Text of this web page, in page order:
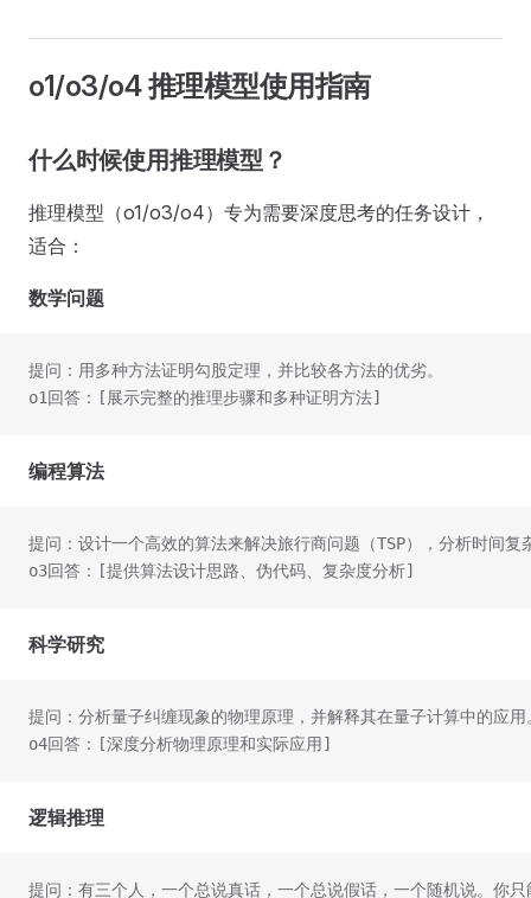
o1/o3/o4 推理模型使用指南
什么时候使用推理模型？
推理模型（o1/o3/o4）专为需要深度思考的任务设计，
适合：
数学问题
提问：用多种方法证明勾股定理，并比较各方法的优劣。
o1回答：[展示完整的推理步骤和多种证明方法]
编程算法
提问：设计一个高效的算法来解决旅行商问题（TSP），分析时间复
o3回答：[提供算法设计思路、伪代码、复杂度分析]
科学研究
提问：分析量子纠缠现象的物理原理，并解释其在量子计算中的应用
o4回答：[深度分析物理原理和实际应用]
逻辑推理
提问：有三个人，一个总说真话，一个总说假话，一个随机说。你